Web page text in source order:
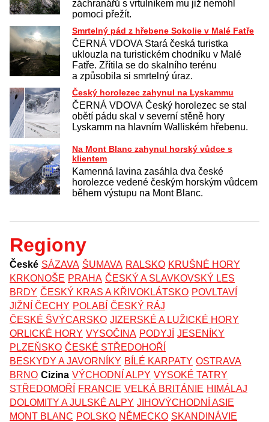
záchranářů s vrtulníkem mu již nemohl
pomoci přežít.
Smrtelný pád z hřebene Sokolie v Malé Fatře
ČERNÁ VDOVA Stará česká turistka
uklouzla na turistickém chodníku v Malé
Fatře. Zřítila se do skalního terénu
a způsobila si smrtelný úraz.
Český horolezec zahynul na Lyskammu
ČERNÁ VDOVA Český horolezec se stal
obětí pádu skal v severní stěně hory
Lyskamm na hlavním Walliském hřebenu.
Na Mont Blanc zahynul horský vůdce s
klientem
Kamenná lavina zasáhla dva české
horolezce vedené českým horským vůdcem
během výstupu na Mont Blanc.
Regiony
České SÁZAVA ŠUMAVA RALSKO KRUŠNÉ HORY
KRKONOŠE PRAHA ČESKÝ A SLAVKOVSKÝ LES
BRDY ČESKÝ KRAS A KŘIVOKLÁTSKO POVLTAVÍ
JIŽNÍ ČECHY POLABÍ ČESKÝ RÁJ
ČESKÉ ŠVÝCARSKO JIZERSKÉ A LUŽICKÉ HORY
ORLICKÉ HORY VYSOČINA PODYJÍ JESENÍKY
PLZEŇSKO ČESKÉ STŘEDOHOŘÍ
BESKYDY A JAVORNÍKY BÍLÉ KARPATY OSTRAVA
BRNO Cizina VÝCHODNÍ ALPY VYSOKÉ TATRY
STŘEDOMOŘÍ
FRANCIE VELKÁ BRITÁNIE HIMÁLAJ
DOLOMITY A JULSKÉ ALPY JIHOVÝCHODNÍ ASIE
MONT BLANC POLSKO NĚMECKO SKANDINÁVIE